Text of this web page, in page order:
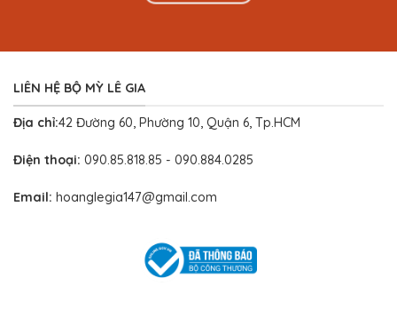
LIÊN HỆ BỘ MỲ LÊ GIA
Địa chỉ:42 Đường 60, Phường 10, Quận 6, Tp.HCM
Điện thoại: 090.85.818.85 - 090.884.0285
Email: hoanglegia147@gmail.com